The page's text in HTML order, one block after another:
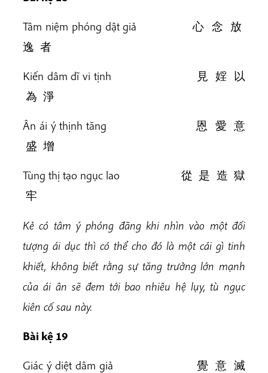
Tâm niệm phóng dật giả 心 念 放
逸 者
Kiến dâm dĩ vi tịnh 見 婬 以
為 淨
Ân ái ý thịnh tăng 恩 愛 意
盛 增
Tùng thị tạo ngục lao 從 是 造 獄
牢
Kẻ có tâm ý phóng đãng khi nhìn vào một đối
tượng ái dục thì có thể cho đó là một cái gì tinh
khiết, không biết rằng sự tăng trưởng lớn mạnh
của ái ân sẽ đem tới bao nhiêu hệ lụy, tù ngục
kiên cố sau này.
Bài kệ 19
Giác ý diệt dâm giả 覺 意 滅